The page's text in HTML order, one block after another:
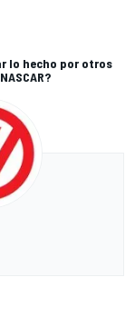
lo hecho por otros